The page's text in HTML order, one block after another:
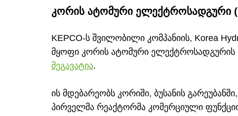
კორის ატომური ელექტროსადგური
KEPCO-ს შვილობილი კომპანიის, Korea
მყოფი კორის ატომური
მეგავატია.
ის მდებარეობს კორიში, ბუსანის
პირველმა რეაქტორმა კომერციული